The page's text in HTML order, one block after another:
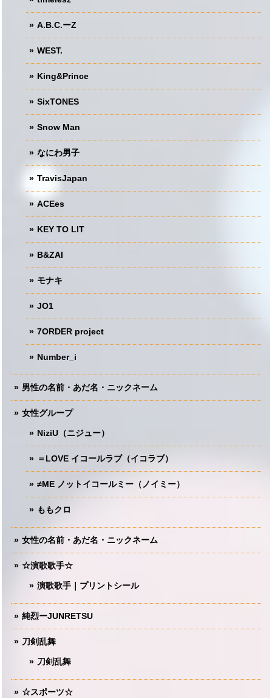
A.B.C.ーZ
WEST.
King&Prince
SixTONES
Snow Man
なにわ男子
TravisJapan
ACEes
KEY TO LIT
B&ZAI
モナキ
JO1
7ORDER project
Number_i
男性の名前・あだ名・ニックネーム
女性グループ
NiziU（ニジュー）
＝LOVE イコールラブ（イコラブ）
≠ME ノットイコールミー（ノイミー）
ももクロ
女性の名前・あだ名・ニックネーム
☆演歌歌手☆
演歌歌手｜プリントシール
純烈ーJUNRETSU
刀剣乱舞
刀剣乱舞
☆スポーツ☆